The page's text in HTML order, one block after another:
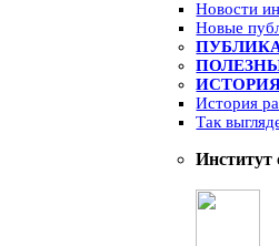
Новости
Новые
История
Так